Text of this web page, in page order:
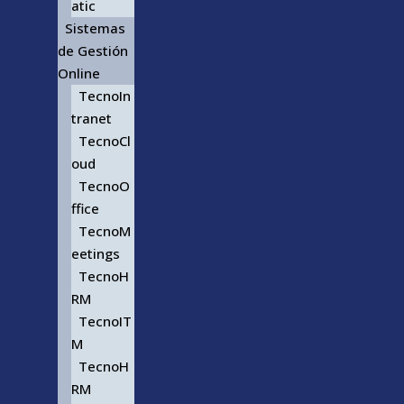
atic
Sistemas
de Gestión
Online
TecnoIn
tranet
TecnoCl
oud
TecnoO
ffice
TecnoM
eetings
TecnoH
RM
TecnoIT
M
TecnoH
RM